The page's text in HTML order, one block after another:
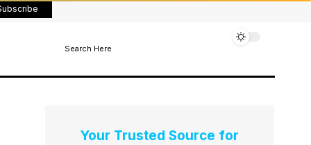
Search Here
Your Trusted Source for